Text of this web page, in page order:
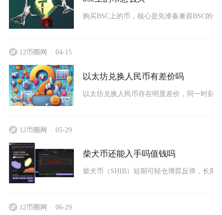
购买BSC上的币，核心是先准备兼容BSC的
12币圈网 04-15
以太坊兑换人民币有差价吗
以太坊兑换人民币存在明显差价，同一时刻
12币圈网 05-29
柴犬币还能入手吗值钱吗
柴犬币（SHIB）短期可轻仓博弈反弹，长期
12币圈网 06-29